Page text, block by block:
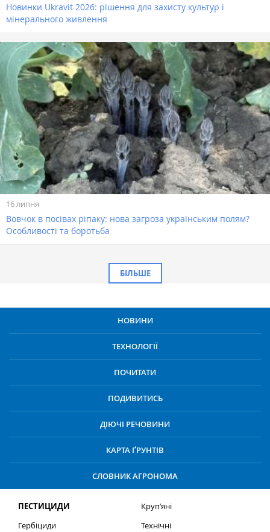
Новинки Ukravit 2026: рішення для захисту культур і
мінерального живлення
16 липня
Вовчок в посівах ріпаку: нова загроза українським полям?
Особливості та боротьба
БІЛЬШЕ
НОВИНИ
ТЕХНОЛОГІЇ
ПОЧИТАТИ
ПОДИВИТИСЬ
ДІЮЧІ РЕЧОВИНИ
КАРТА ҐРУНТІВ
СЛОВНИК АГРОНОМА
ПЕСТИЦИДИ
Гербіциди
Круп’яні
Технічні